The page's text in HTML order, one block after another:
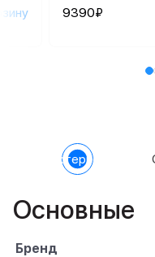
9390₽
Характеристики
Основные
Бренд